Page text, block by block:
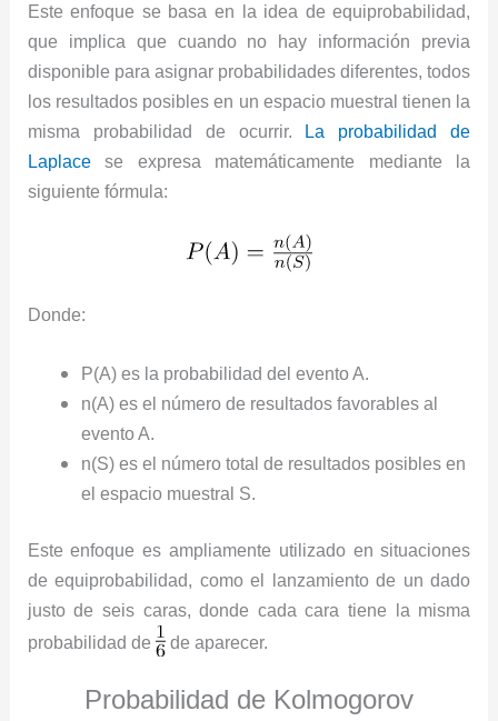
Este enfoque se basa en la idea de equiprobabilidad,
que implica que cuando no hay información previa
disponible para asignar probabilidades diferentes, todos
los resultados posibles en un espacio muestral tienen la
misma probabilidad de ocurrir.
La probabilidad de
Laplacese expresa matemáticamente mediante la
siguiente fórmula:
Donde:
P(A)es la probabilidad del eventoA.
n(A)es el número de resultados favorables al
eventoA.
n(S)es el número total de resultados posibles en
el espacio muestral S.
Este enfoque es ampliamente utilizado en situaciones
de equiprobabilidad, como el lanzamiento de un dado
justo de seis caras, donde cada cara tiene la misma
probabilidad de
de aparecer.
Probabilidad de Kolmogorov